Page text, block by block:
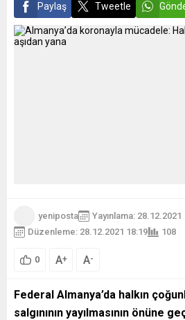
Paylaş Tweetle
yeniposta
Yayınlama: 28.12.2021
Düzenleme: 28.12.2021 18:19
108
0 A+ A-
Federal Almanya’da halkın
salgınının yayılmasının önüne